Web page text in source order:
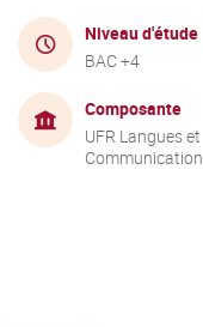
Niveau d'étude
BAC +4
Composante
UFR Langues et
Communication